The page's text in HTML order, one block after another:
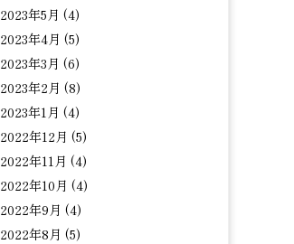
2023年5月 (4)
2023年4月 (5)
2023年3月 (6)
2023年2月 (8)
2023年1月 (4)
2022年12月 (5)
2022年11月 (4)
2022年10月 (4)
2022年9月 (4)
2022年8月 (5)